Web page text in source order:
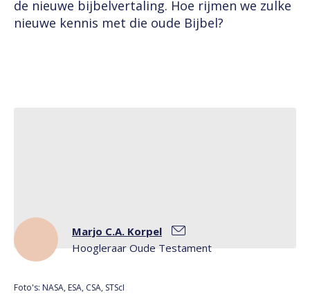
de nieuwe bijbelvertaling. Hoe rijmen we zulke
nieuwe kennis met die oude Bijbel?
Marjo C.A. Korpel
Hoogleraar Oude Testament
Foto's: NASA, ESA, CSA, STScI